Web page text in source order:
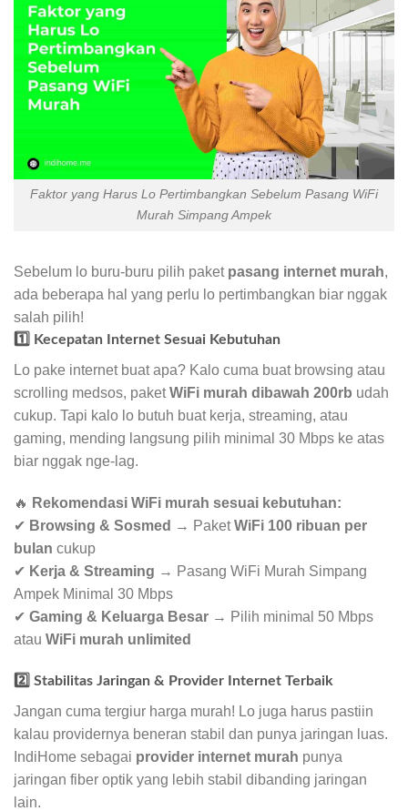
Faktor yang Harus Lo Pertimbangkan Sebelum Pasang WiFi
Murah Simpang Ampek
Sebelum lo buru-buru pilih paket pasang internet murah,
ada beberapa hal yang perlu lo pertimbangkan biar nggak
salah pilih!
1️⃣ Kecepatan Internet Sesuai Kebutuhan
Lo pake internet buat apa? Kalo cuma buat browsing atau
scrolling medsos, paketWiFi murah dibawah 200rb udah
cukup. Tapi kalo lo butuh buat kerja, streaming, atau
gaming, mending langsung pilih minimal 30 Mbps ke atas
biar nggak nge-lag.
🔥 Rekomendasi WiFi murah sesuai kebutuhan:
✔ Browsing & Sosmed → PaketWiFi 100 ribuan per
bulan cukup
✔ Kerja & Streaming → Pasang WiFi Murah Simpang
Ampek Minimal 30 Mbps
✔ Gaming & Keluarga Besar → Pilih minimal 50 Mbps
atau WiFi murah unlimited
2️⃣ Stabilitas Jaringan & Provider Internet Terbaik
Jangan cuma tergiur harga murah! Lo juga harus pastiin
kalau providernya beneran stabil dan punya jaringan luas.
IndiHome sebagai provider internet murah punya
jaringan fiber optik yang lebih stabil dibanding jaringan
lain.